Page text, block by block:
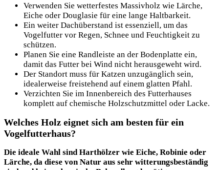
Verwenden Sie wetterfestes Massivholz wie Lärche,
Eiche oder Douglasie für eine lange Haltbarkeit.
Ein weiter Dachüberstand ist essenziell, um das
Vogelfutter vor Regen, Schnee und Feuchtigkeit zu
schützen.
Planen Sie eine Randleiste an der Bodenplatte ein,
damit das Futter bei Wind nicht herausgeweht wird.
Der Standort muss für Katzen unzugänglich sein,
idealerweise freistehend auf einem glatten Pfahl.
Verzichten Sie im Innenbereich des Futterhauses
komplett auf chemische Holzschutzmittel oder Lacke.
Welches Holz eignet sich am besten für ein
Vogelfutterhaus?
Die ideale Wahl sind Harthölzer wie Eiche, Robinie oder
Lärche, da diese von Natur aus sehr witterungsbeständig